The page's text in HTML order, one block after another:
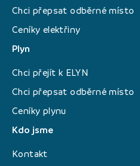
Chci přepsat odběrné místo
Ceníky elektřiny
Plyn
Chci přejít k ELYN
Chci přepsat odběrné místo
Ceníky plynu
Kdo jsme
Kontakt